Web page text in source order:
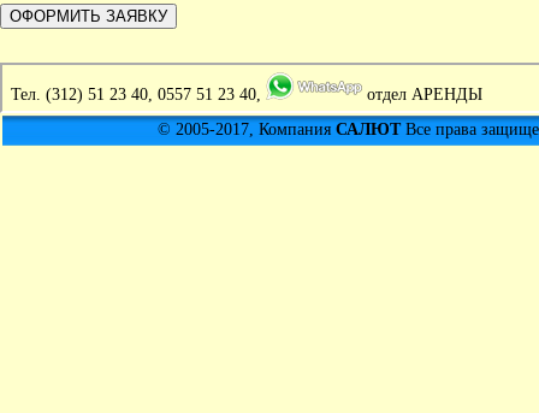
Тел. (312) 51 23 40, 0557 51 23 40,
отдел АРЕНДЫ
© 2005-2017, Компания САЛЮТВсе права